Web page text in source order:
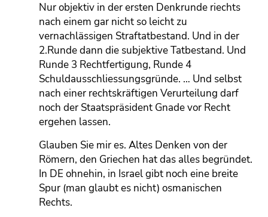
Nur objektiv in der ersten Denkrunde riechts
nach einem gar nicht so leicht zu
vernachlässigen Straftatbestand. Und in der
2.Runde dann die subjektive Tatbestand. Und
Runde 3 Rechtfertigung, Runde 4
Schuldausschliessungsgründe. … Und selbst
nach einer rechtskräftigen Verurteilung darf
noch der Staatspräsident Gnade vor Recht
ergehen lassen.
Glauben Sie mir es. Altes Denken von der
Römern, den Griechen hat das alles begründet.
In DE ohnehin, in Israel gibt noch eine breite
Spur (man glaubt es nicht) osmanischen
Rechts.